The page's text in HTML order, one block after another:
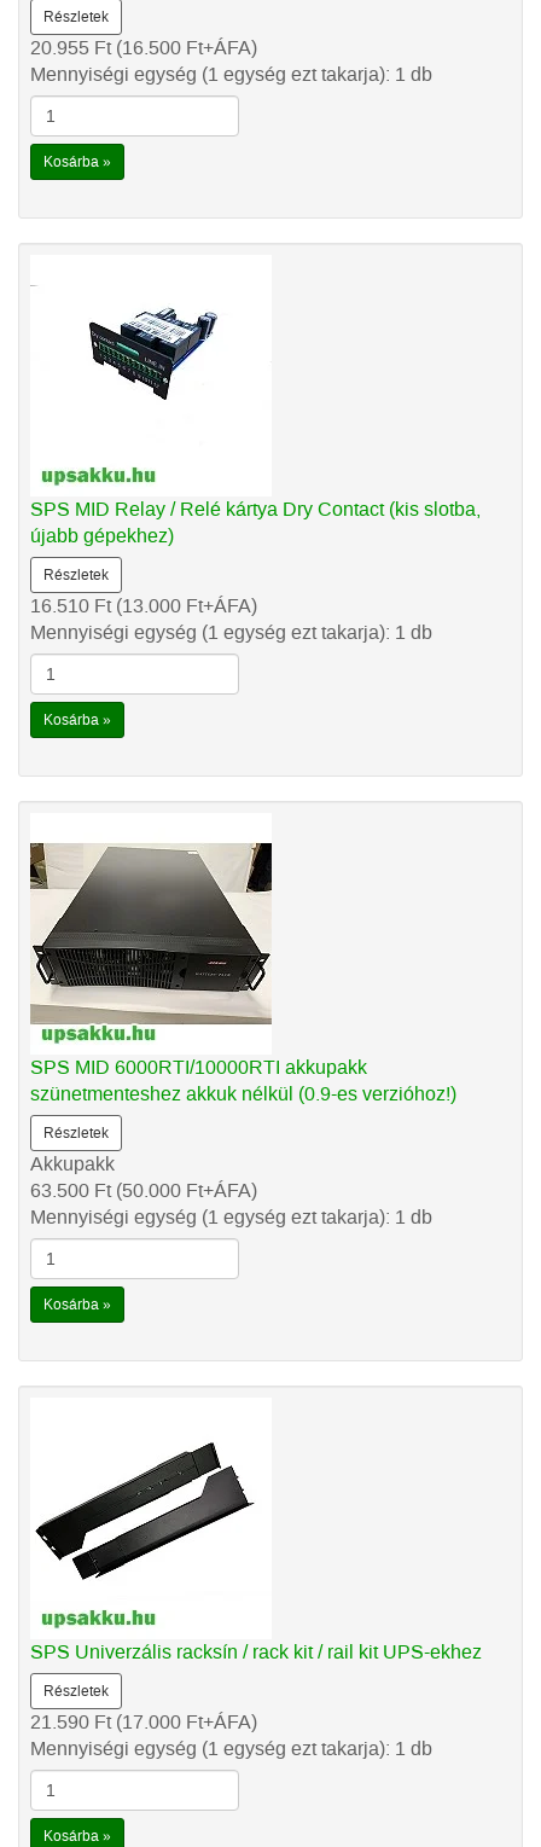
Részletek
20.955 Ft(16.500 Ft+ÁFA)
Mennyiségi egység (1 egység ezt takarja): 1 db
Kosárba »
SPS MID Relay / Relé kártya Dry Contact (kis slotba,
újabb gépekhez)
Részletek
16.510 Ft(13.000 Ft+ÁFA)
Mennyiségi egység (1 egység ezt takarja): 1 db
Kosárba »
SPS MID 6000RTI/10000RTI akkupakk
szünetmenteshez akkuk nélkül (0.9-es verzióhoz!)
Részletek
Akkupakk
63.500 Ft(50.000 Ft+ÁFA)
Mennyiségi egység (1 egység ezt takarja): 1 db
Kosárba »
SPS Univerzális racksín / rack kit / rail kit UPS-ekhez
Részletek
21.590 Ft(17.000 Ft+ÁFA)
Mennyiségi egység (1 egység ezt takarja): 1 db
Kosárba »